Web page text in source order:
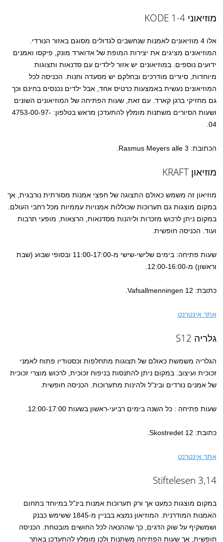
מוזיאוני KODE 1-4
אלו 4 מוזיאונים לאמנות שנחשבים לגדולים מסוגם באזור הנורדי.
המוזיאונים מציגים את יצירות המופת של אדוארד מונק, פיקסו ואמנים
ידועים נוספים. במוזיאונים יש אזור לילדים עם סדנאות ותצוגות
מיוחדות, סיורים מודרכים ובחלקם יש מסעדה וחנות. הכניסה לכל
המוזיאונים נעשית באמצעות כרטיס אחד, אבל ילדים נכנסים בחינם וכך
גם מחזיקי ברגן קארד. עם זאת, שעות הפתיחה של המוזיאונים השונים
ושעות הסיורים משתנות מומלץ להתעדכן מראש בטלפון: 4753-00-97-
04.
הכתובת: 3 Rasmus Meyers alle.
מוזיאון KRAFT
מוזיאון זה משמש כאולם התצוגה של חפצי אמנות מסורתית נורבגית, אך
במקום מוצגות גם תערוכות שכוללות אמנויות עממיות מכל רחבי העולם.
במקום ניתן לרכוש מזכרות וליהנות מסדנאות, הרצאות, מופעי תרבות
ועוד. הכניסה חופשית.
שעות פתיחה: בימים שלישי-שישי מ-11:00-17:00 ובסופי שבוע (שבת
וראשון) מ-12:00-16:00.
כתובת: Vafsallmenningen 12.
אתר אינטרנט
גלריה S12
הגלריה משמשת כאולם של תצוגות מתחלפות וכסטודיו פתוח לאמני
זכוכית ועיצוב. במקום ניתן להתנסות בניפוח זכוכית, לרכוש מוצרי זכוכית
של אמנים נורדים ובינ"ל ולהינות מתערוכות. הכניסה חופשית.
שעות פתיחה : כל השנה בימים רביעי-ראשון בשעות 12:00-17:00.
כתובת: Skostredet 12.
אתר אינטרנט
Stiftelesen 3,14
במקום מוצגות כמעט אך ורק תערוכות אמנות בינ"ל במיוחד בתחום
האמנות המודרנית. המוזיאון נמצא בבניין מ-1845 ששימש כבנק
ושמשקיף על שוק הדגים, כך שההנאה לכל החושים מובטחת. הכניסה
חופשית, אך שעות הפתיחה משתנות ולכן מומלץ להתעדכן באתר